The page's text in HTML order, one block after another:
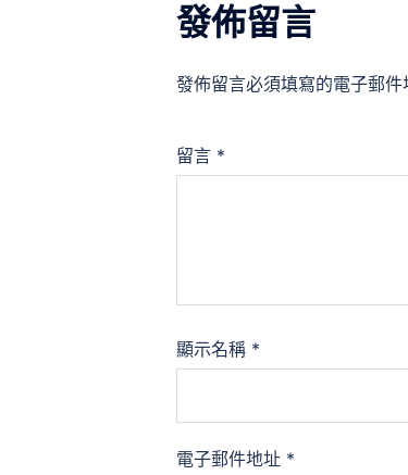
發佈留言
發佈留言必須填寫的電子郵件
留言 *
顯示名稱 *
電子郵件地址 *